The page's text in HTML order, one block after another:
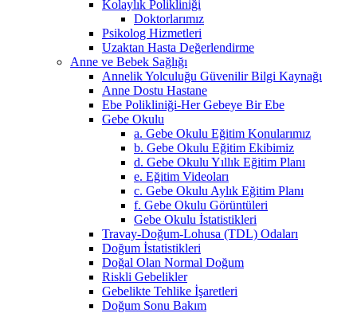
Kolaylık Polikliniği
Doktorlarımız
Psikolog Hizmetleri
Uzaktan Hasta Değerlendirme
Anne ve Bebek Sağlığı
Annelik Yolculuğu Güvenilir Bilgi Kaynağı
Anne Dostu Hastane
Ebe Polikliniği-Her Gebeye Bir Ebe
Gebe Okulu
a. Gebe Okulu Eğitim Konularımız
b. Gebe Okulu Eğitim Ekibimiz
d. Gebe Okulu Yıllık Eğitim Planı
e. Eğitim Videoları
c. Gebe Okulu Aylık Eğitim Planı
f. Gebe Okulu Görüntüleri
Gebe Okulu İstatistikleri
Travay-Doğum-Lohusa (TDL) Odaları
Doğum İstatistikleri
Doğal Olan Normal Doğum
Riskli Gebelikler
Gebelikte Tehlike İşaretleri
Doğum Sonu Bakım